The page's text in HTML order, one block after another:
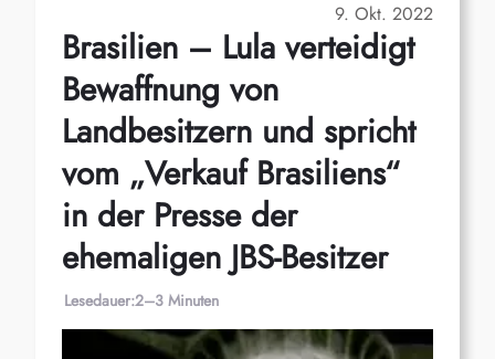
9. Okt. 2022
Brasilien – Lula verteidigt
Bewaffnung von
Landbesitzern und spricht
vom „Verkauf Brasiliens“
in der Presse der
ehemaligen JBS-Besitzer
Lesedauer:2–3 Minuten